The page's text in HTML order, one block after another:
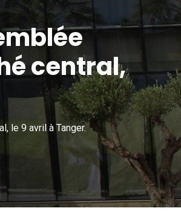
central,
le 9 avril à Tanger.